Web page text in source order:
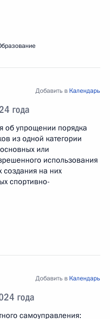
года
Добавить в Календарь
об упрощении порядка
из одной категории
или
использования
создания на них
спортивно-
года
Добавить в Календарь
самоуправления: